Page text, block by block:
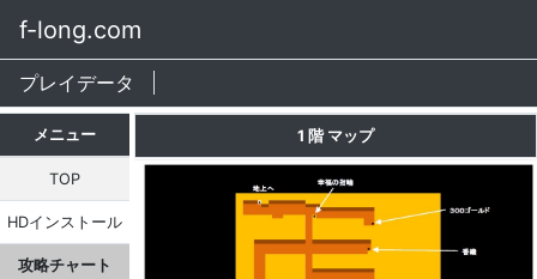
f-long.com
プレイデータ
メニュー
TOP
HDインストール
攻略チャート
1 階 マップ